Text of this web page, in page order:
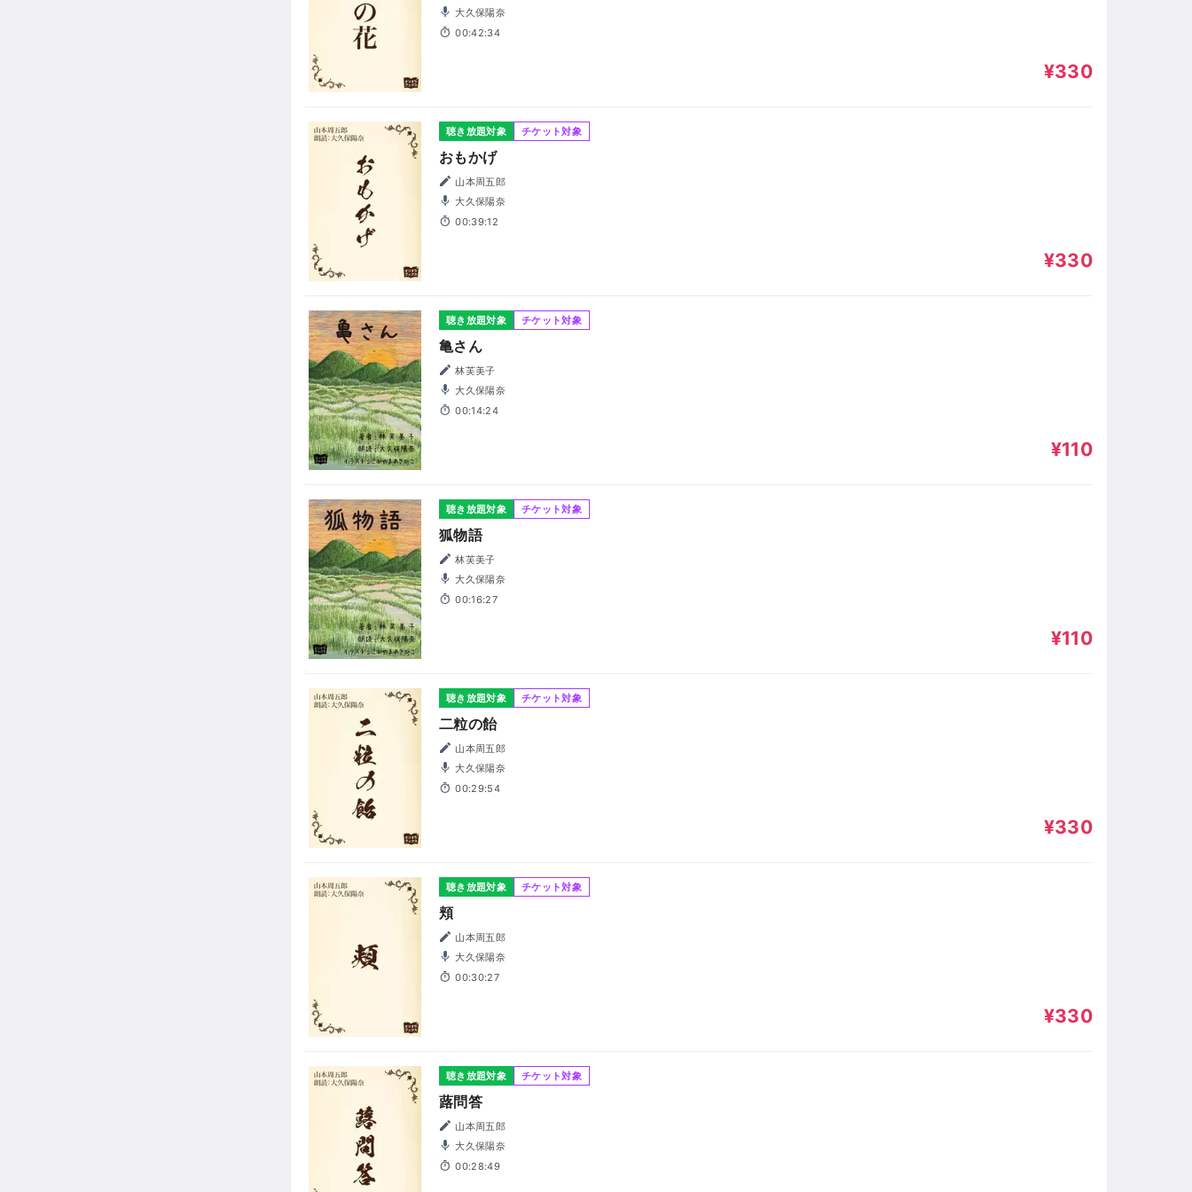
大久保陽奈
00:42:34
¥330
聴き放題対象 チケット対象
おもかげ
山本周五郎
大久保陽奈
00:39:12
¥330
聴き放題対象 チケット対象
亀さん
林芙美子
大久保陽奈
00:14:24
¥110
聴き放題対象 チケット対象
狐物語
林芙美子
大久保陽奈
00:16:27
¥110
聴き放題対象 チケット対象
二粒の飴
山本周五郎
大久保陽奈
00:29:54
¥330
聴き放題対象 チケット対象
頬
山本周五郎
大久保陽奈
00:30:27
¥330
聴き放題対象 チケット対象
蕗問答
山本周五郎
大久保陽奈
00:28:49